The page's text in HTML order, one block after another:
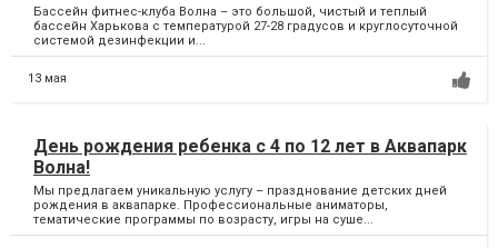
Бассейн фитнес-клуба Волна – это большой, чистый и теплый
бассейн Харькова с температурой 27-28 градусов и круглосуточной
системой дезинфекции и...
13 мая
День рождения ребенка с 4 по 12 лет в Аквапарк
Волна!
Мы предлагаем уникальную услугу – празднование детских дней
рождения в аквапарке. Профессиональные аниматоры,
тематические программы по возрасту, игры на суше...